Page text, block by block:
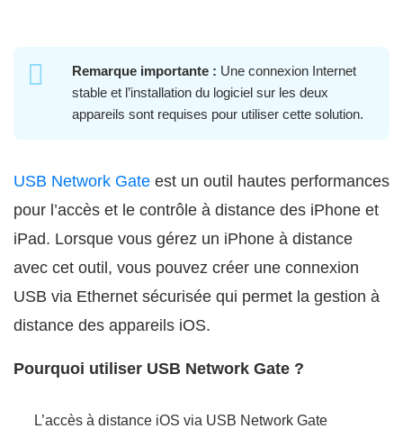
Remarque importante : Une connexion Internet
stable et l’installation du logiciel sur les deux
appareils sont requises pour utiliser cette solution.
USB Network Gate est un outil hautes performances
pour l’accès et le contrôle à distance des iPhone et
iPad. Lorsque vous gérez un iPhone à distance
avec cet outil, vous pouvez créer une connexion
USB via Ethernet sécurisée qui permet la gestion à
distance des appareils iOS.
Pourquoi utiliser USB Network Gate ?
L’accès à distance iOS via USB Network Gate